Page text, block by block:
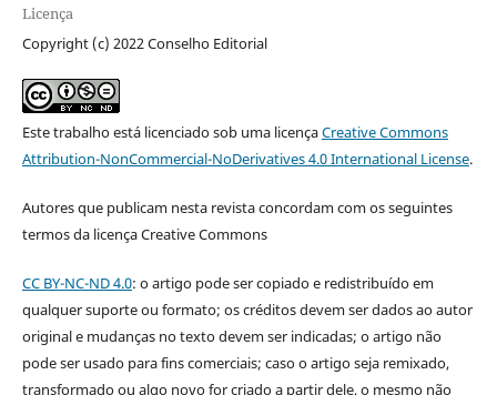
Licença
Copyright (c) 2022 Conselho Editorial
Este trabalho está licenciado sob uma licençaCreative Commons
Attribution-NonCommercial-NoDerivatives 4.0 International License.
Autores que publicam nesta revista concordam com os seguintes
termos da licença Creative Commons
CC BY-NC-ND 4.0: o artigo pode ser copiado e redistribuído em
qualquer suporte ou formato; os créditos devem ser dados ao autor
original e mudanças no texto devem ser indicadas; o artigo não
pode ser usado para fins comerciais; caso o artigo seja remixado,
transformado ou algo novo for criado a partir dele, o mesmo não